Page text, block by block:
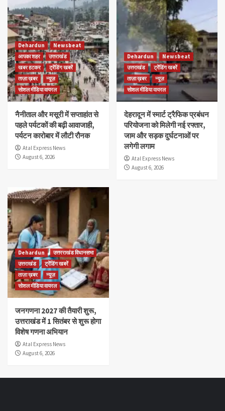
Dehardun
Newsbeat
आपका शहर
उत्तराखंड
खबर हटकर
ट्रेंडिंग खबरें
ताज़ा ख़बर
न्यूज़
सोशल मीडिया वायरल
नैनीताल और मसूरी में सप्ताहांत से
पहले पर्यटकों की बढ़ी आवाजाही,
पर्यटन कारोबार में लौटी रौनक
Atal Express News
August 6, 2026
Dehardun
Newsbeat
उत्तराखंड
ट्रेंडिंग खबरें
ताज़ा ख़बर
न्यूज़
सोशल मीडिया वायरल
देहरादून में स्मार्ट ट्रैफिक प्रबंधन
परियोजना को मिलेगी नई रफ्तार,
जाम और सड़क दुर्घटनाओं पर
लगेगी लगाम
Atal Express News
August 6, 2026
Dehardun
उत्तरराखंड विधानसभा
उत्तराखंड
ट्रेंडिंग खबरें
ताज़ा ख़बर
न्यूज़
सोशल मीडिया वायरल
जनगणना 2027 की तैयारी शुरू,
उत्तराखंड में 1 सितंबर से शुरू होगा
विशेष गणना अभियान
Atal Express News
August 6, 2026